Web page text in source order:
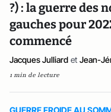
?) : la guerre des
gauches pour
commencé
Jacques Julliard et Jean-
1 min de lecture
GUERRE FROIDE AU